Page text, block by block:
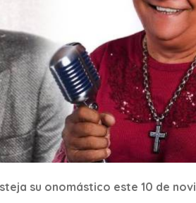
su onomástico este 10 de